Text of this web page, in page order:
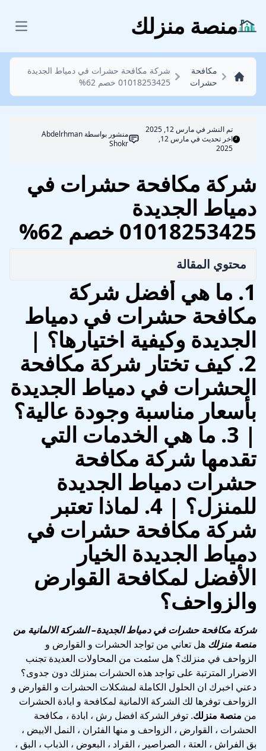
منصة منزلك
مكافحة
حشرات
شركة مكافحة حشرات في دمياط الجديدة
01018253425 خصم 62%
تم النشر فيمارس 12, 2025
اخر تحديث في مارس 12,
2025
منشور بواسطة Abdelrhman
Shokr
شركة مكافحة حشرات في
دمياط الجديدة
01018253425 خصم 62%
محتوي المقالة
1. ما هي أفضل شركة
مكافحة حشرات في دمياط
الجديدة وكيفية اختيارها؟ |
2. كيف تختار شركة مكافحة
الحشرات في دمياط الجديدة
بأسعار مناسبة وجودة عالية؟
| 3. ما هي الخدمات التي
تقدمها شركة مكافحة
حشرات دمياط الجديدة
للمنزل؟ | 4. لماذا تعتبر
شركة مكافحة حشرات في
دمياط الجديدة الخيار
الأفضل لمكافحة القوارض
والزواحف؟
شركة مكافحة حشرات في دمياط الجديدة– الشركة الالمانية من
منصة منزلك هل تعاني من تواجد الحشرات و القوارض و
الزواحف في منزلك؟ هل سئمت من المحاولات العديدة تجنب
الاضرار المترتبة على تواجد هذه الحشرات بمنزلك دون جدوى؟
دعني اخبرك ان الحلول الكاملة لمشكلات الحشرات و القوارض و
الزواحف توفرها لك الشركة الالمانية لمكافحة و ابادة الحشرات
من منصة منزلك. توفر الشركة افضل رش ، ابادة ، مكافحة
الحشرات ، القوارض ، الزواحف و منها الفئران ، النمل الابيض ،
بق الفراش ، العتة ، الصراصير ، القراد ، البعوض ، الذباب ، البق ،